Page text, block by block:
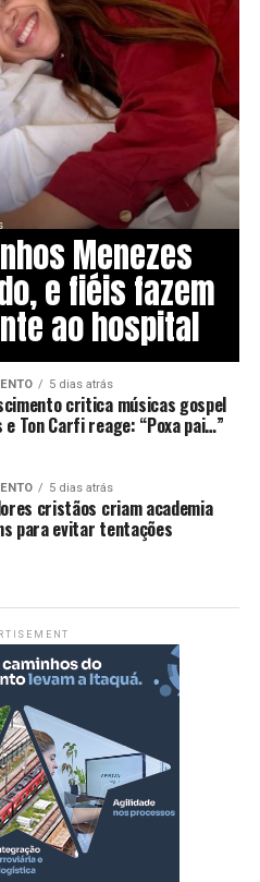
Menezes
e fiéis fazem
ao hospital
5 dias atrás
critica músicas gospel
Ton Carfi reage: “Poxa pai…”
5 dias atrás
cristãos criam academia
para evitar tentações